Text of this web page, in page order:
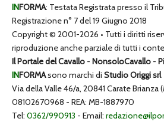
INFORMA: Testata Registrata presso il
Registrazione n° 7 del 19 Giugno 2018
Copyright © 2001-2026 • Tutti i diritti
riproduzione anche parziale di tutti i
Il Portale del Cavallo - NonsoloCavallo -
INFORMAsono marchi di Studio Origgi srl
Via della Valle 46/a, 20841 Carate Brianza
08102670968 - REA: MB-1887970
Tel: 0362/990913 - Email: